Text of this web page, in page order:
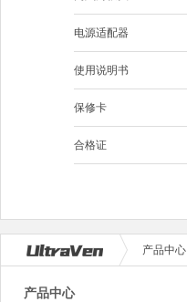
电源适配器
使用说明书
保修卡
合格证
产品中心
产品中心